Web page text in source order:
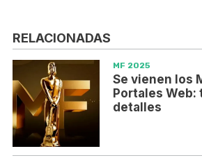
RELACIONADAS
MF 2025
Se vienen los
Portales Web:
detalles